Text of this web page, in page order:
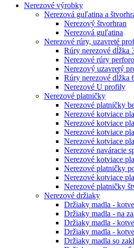
Nerezové výrobky
Nerezová guľatina a
Nerezový štvorhran
Nerezová guľatina
Nerezové rúry, uzavreté
Rúry nerezové dĺžka
Nerezové rúry
Nerezový uzavretý
Rúry nerezové dĺžka
Nerezové U profily
Nerezové platničky
Nerezové platničky
Nerezové kotviace
Nerezové kotviace
Nerezové kotviace
Nerezové kotviace
Nerezové naváracie
Nerezové kotviace
Nerezové platničky
Nerezové kotviace
Nerezové platničky
Nerezové držiaky
Držiaky madla -
Držiaky madla - na
Držiaky madla -
Držiaky madla -
Držiaky madla so